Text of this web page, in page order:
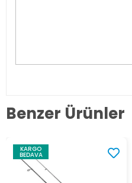
Benzer Ürünler
KARGO
BEDAVA